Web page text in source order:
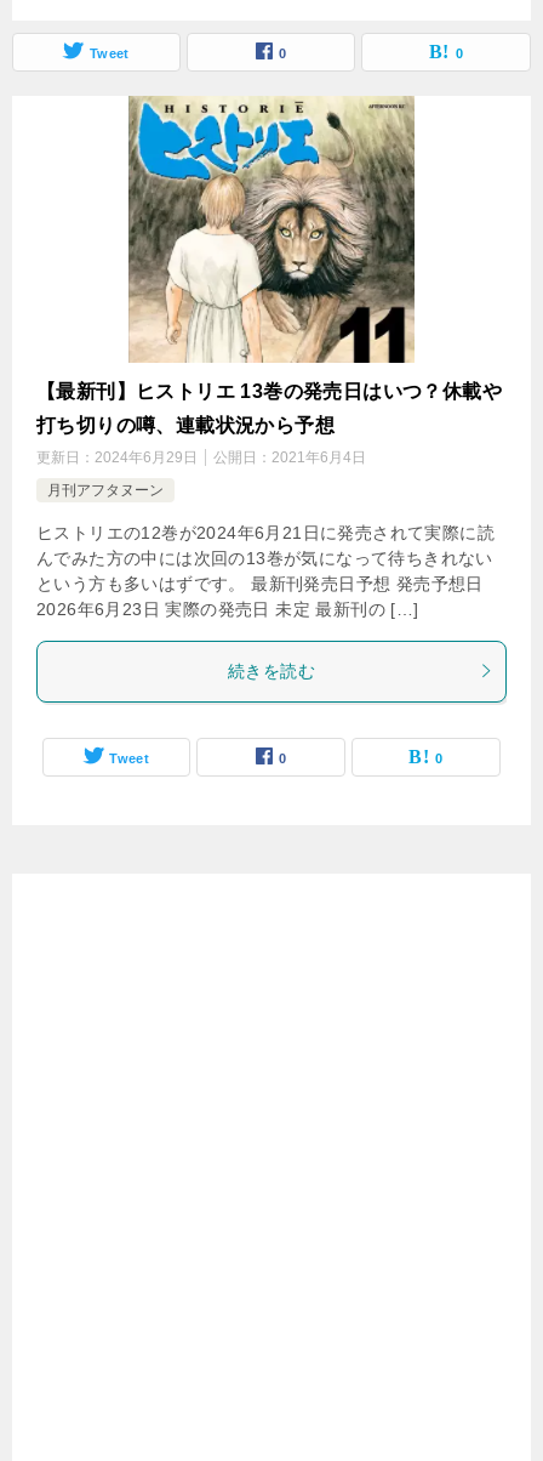
マンガ名（や行）
マンガ名（ら行）
マンガ名（わ行）
Tweet 0 0
【最新刊】ヒストリエ 13巻の発売日はいつ？休載や
打ち切りの噂、連載状況から予想
更新日： 2024年6月29日 公開日： 2021年6月4日
月刊アフタヌーン
ヒストリエの12巻が2024年6月21日に発売されて実際に読
んでみた方の中には次回の13巻が気になって待ちきれない
という方も多いはずです。 最新刊発売日予想 発売予想日
2026年6月23日 実際の発売日 未定 最新刊の […]
続きを読む
Tweet 0 0